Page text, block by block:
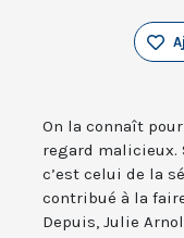
On la connaît
regard malicieux.
c’est celui de la
contribué à la
Depuis, Julie